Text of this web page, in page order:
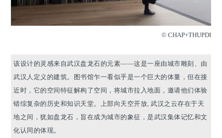
© CHAP+THUPDI
该设计的灵感来自武汉盘龙石的元素——这是一座由城市雕刻、由
武汉人定义的建筑。图书馆乍一看似乎是一个巨大的体量，但在接
近时，它的空间特征解构了空间，将城市拉入地面，邀请他们体验
错综复杂的历史和知识天堂。上部向天空开放, 武汉之云存在于天
地之间，犹如盘龙石，旨在成为城市的象征，是武汉集体记忆和文
化认同的体现。